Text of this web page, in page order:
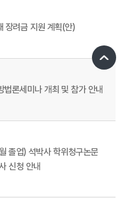
장려금 지원 계획(안)
론세미나 개최 및 참가 안내
졸업) 석박사 학위청구논문
신청 안내